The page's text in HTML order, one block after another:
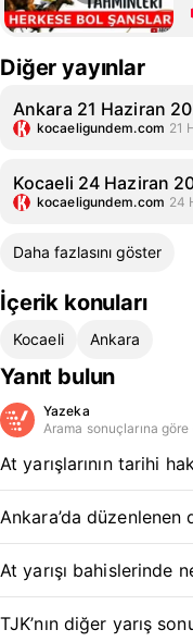
Diğer yayınlar
Ankara 21 Haziran
kocaeligundem.com 21
Kocaeli 24 Haziran
kocaeligundem.com 24
Daha fazlasını göster
İçerik konuları
Kocaeli Ankara
Yanıt bulun
Yazeka
Arama sonuçlarına
At yarışlarının tarihi
Ankara’da
At yarışı bahislerinde
TJK’nın diğer yarış